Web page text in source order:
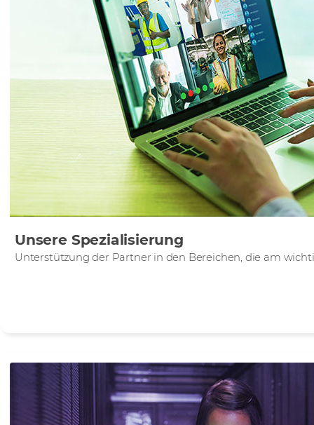
Unsere Spezialisierung
Unterstützung der Partner in den Bereichen, die am